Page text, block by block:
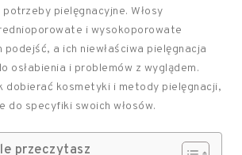
pielęgnacyjne. Włosy
i wysokoporowate
podejść, a ich niewłaściwa pielęgnacja
osłabienia i problemów z wyglądem.
dobierać kosmetyki i metody pielęgnacji,
do specyfiki swoich włosów.
przeczytasz